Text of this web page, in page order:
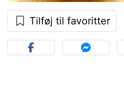
Tilføj til favoritter